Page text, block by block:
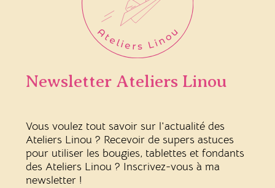
Newsletter Ateliers Linou
Vous voulez tout savoir sur l'actualité des
Ateliers Linou ? Recevoir de supers astuces
pour utiliser les bougies, tablettes et fondants
des Ateliers Linou ? Inscrivez-vous à ma
newsletter !